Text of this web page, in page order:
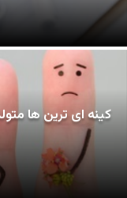
کینه ای ترین ها